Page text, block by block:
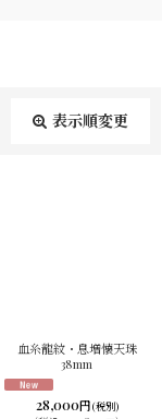
表示順変更
血糸龍紋・息増懐天珠
38mm
28,000円(税別)